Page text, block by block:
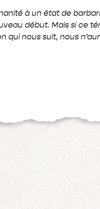
à un état de
début. Mais si ce
qui nous suit, nous